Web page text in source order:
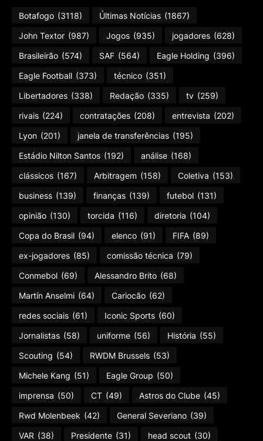
Botafogo (3118) Últimas Notícias (1867)
John Textor (987) Jogos (935) jogadores (628)
Brasileirão (574) SAF (564) Eagle Holding (396)
Eagle Football (373) técnico (351)
Libertadores (338) Redação (335) tv (259)
rivais (224) contratações (208) entrevista (202)
Lyon (201) janela de transferências (195)
Estádio Nilton Santos (192) análise (168)
clássicos (167) Arbitragem (158) Coletiva (153)
business (139) finanças (139) futebol (131)
opinião (130) torcida (116) diretoria (104)
Copa do Brasil (94) elenco (91) FIFA (89)
ex-jogadores (85) comissão técnica (79)
Conmebol (69) Alessandro Brito (68)
Martín Anselmi (64) Cariocão (62)
redes sociais (61) Iconic Sports (60)
Jornalistas (58) uniforme (56) História (55)
Scouting (54) RWDM Brussels (53)
Michele Kang (51) Eagle Group (50)
imprensa (50) CT (49) Astros do Clube (45)
Rwd Molenbeek (42) General Severiano (39)
VAR (38) Presidente (31) head scout (30)